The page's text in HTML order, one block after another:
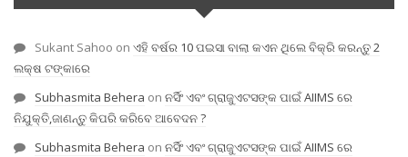
Sukant Sahoo on ଏହି ବର୍ଷର 10 ପଇସା ବାଲା କଏନ ଥିଲେ ବିକ୍ରି କରନ୍ତୁ 2
ଲକ୍ଷ ଟଙ୍କାରେ
Subhasmita Behera on ନର୍ସିଂ ଏବଂ ଗ୍ରାଜୁଏଟସଙ୍କ ପାଇଁ AIIMS ରେ
ନିଯୁକ୍ତି,ଜାଣନ୍ତୁ କିପରି କରିବେ ଆବେଦନ ?
Subhasmita Behera on ନର୍ସିଂ ଏବଂ ଗ୍ରାଜୁଏଟସଙ୍କ ପାଇଁ AIIMS ରେ